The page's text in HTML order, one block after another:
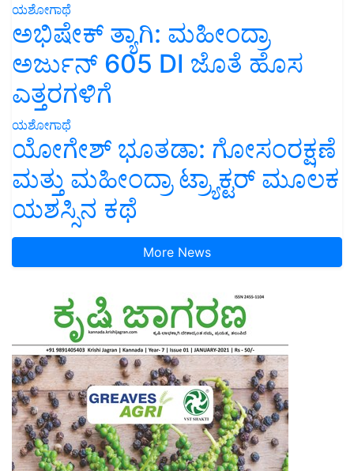
ಯಶೋಗಾಥೆ
ಅಭಿಷೇಕ್ ತ್ಯಾಗಿ: ಮಹೀಂದ್ರಾ
ಅರ್ಜುನ್ 605 DI ಜೊತೆ ಹೊಸ
ಎತ್ತರಗಳಿಗೆ
ಯಶೋಗಾಥೆ
ಯೋಗೇಶ್ ಭೂತಡಾ: ಗೋಸಂರಕ್ಷಣೆ
ಮತ್ತು ಮಹೀಂದ್ರಾ ಟ್ರ್ಯಾಕ್ಟರ್ ಮೂಲಕ
ಯಶಸ್ಸಿನ ಕಥೆ
More News